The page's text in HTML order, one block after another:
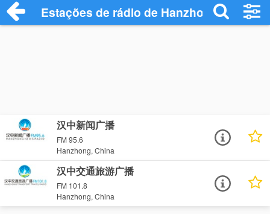
Estações de rádio de Hanzhong - Ouça
汉中新闻广播
FM 95.6
Hanzhong, China
汉中交通旅游广播
FM 101.8
Hanzhong, China